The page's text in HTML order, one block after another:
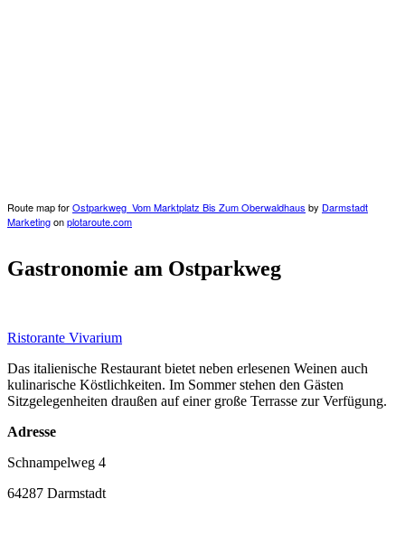
Route map forOstparkweg_Vom Marktplatz Bis Zum Oberwaldhaus by Darmstadt
Marketingonplotaroute.com
Gastronomie am Ostparkweg
Ristorante Vivarium
Das italienische Restaurant bietet neben erlesenen Weinen auch
kulinarische Köstlichkeiten. Im Sommer stehen den Gästen
Sitzgelegenheiten draußen auf einer große Terrasse zur Verfügung.
Adresse
Schnampelweg 4
64287 Darmstadt